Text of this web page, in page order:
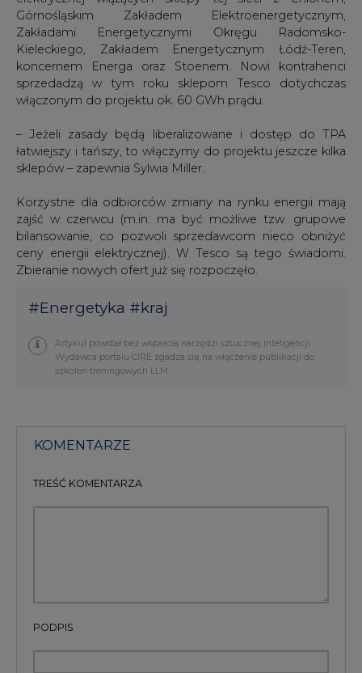
ceny energii elektrycznej). W Tesco są tego świadomi.
Zbieranie nowych ofert już się rozpoczęło.
#Energetyka # kraj
Artykuł powstał bez wsparcia narzędzi sztucznej inteligencji.
KOMENTARZE
TREŚĆ KOMENTARZA
Przesłanie komentarza oznacza akceptację zasad korzystania z portalu